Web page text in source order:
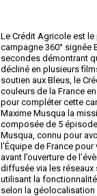
Le Crédit Agricole est le
campagne 360° signée
secondes démontrant
décliné en plusieurs
soutien aux Bleus, le
couleurs de la France
pour compléter cette
Maxime Musqua la
composée de 5
Musqua, connu pour
l’Équipe de France
avant l’ouverture de
diffusée via les
utilisant la
selon la géolocalisation